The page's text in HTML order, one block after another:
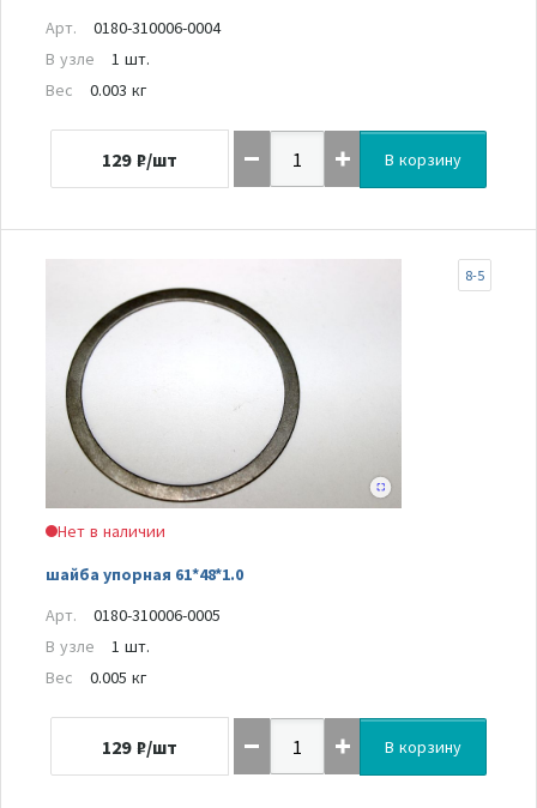
Арт.
0180-310006-0004
В узле
1 шт.
Вес
0.003 кг
129 ₽/шт В корзину
Нет в наличии
шайба упорная 61*48*1.0
8-5
Арт.
0180-310006-0005
В узле
1 шт.
Вес
0.005 кг
129 ₽/шт В корзину